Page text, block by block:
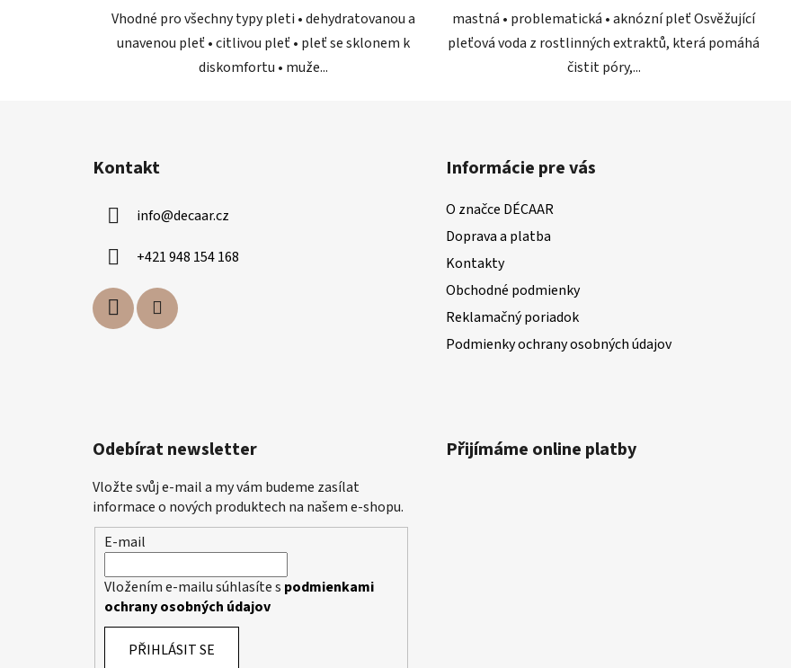
5
hvězdiček.
Vhodné pro všechny typy pleti • dehydratovanou a
unavenou pleť • citlivou pleť • pleť se sklonem k
diskomfortu • muže...
5
hvězdiček.
mastná • problematická • aknózní pleť Osvěžující
pleťová voda z rostlinných extraktů, která pomáhá
čistit póry,...
Kontakt
info@decaar.cz
+421 948 154 168
Informácie pre vás
O značce DÉCAAR
Doprava a platba
Kontakty
Obchodné podmienky
Reklamačný poriadok
Podmienky ochrany osobných údajov
Odebírat newsletter
Vložte svůj e-mail a my vám budeme zasílat
informace o nových produktech na našem e-shopu.
E-mail
Vložením e-mailu súhlasíte s podmienkami
ochrany osobných údajov
PŘIHLÁSIT SE
Přijímáme online platby